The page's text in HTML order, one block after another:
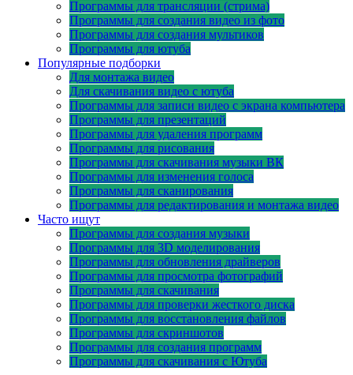
Программы для трансляции (стрима)
Программы для создания видео из фото
Программы для создания мультиков
Программы для ютуба
Популярные подборки
Для монтажа видео
Для скачивания видео с ютуба
Программы для записи видео с экрана компьютера
Программы для презентаций
Программы для удаления программ
Программы для рисования
Программы для скачивания музыки ВК
Программы для изменения голоса
Программы для сканирования
Программы для редактирования и монтажа видео
Часто ищут
Программы для создания музыки
Программы для 3D моделирования
Программы для обновления драйверов
Программы для просмотра фотографий
Программы для скачивания
Программы для проверки жесткого диска
Программы для восстановления файлов
Программы для скриншотов
Программы для создания программ
Программы для скачивания с Ютуба